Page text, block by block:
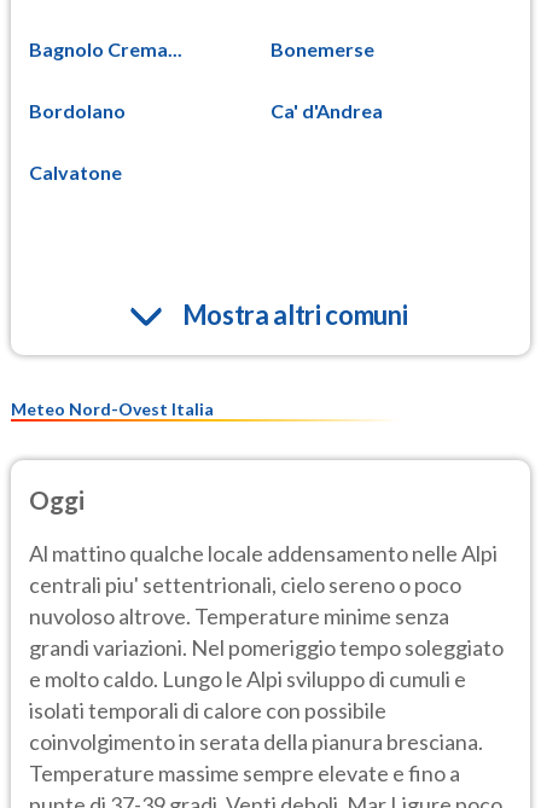
Bagnolo Crema... Bonemerse
Bordolano Ca' d'Andrea
Calvatone
Mostra altri comuni
Meteo Nord-Ovest Italia
Oggi
Al mattino qualche locale addensamento nelle Alpi
centrali piu' settentrionali, cielo sereno o poco
nuvoloso altrove. Temperature minime senza
grandi variazioni. Nel pomeriggio tempo soleggiato
e molto caldo. Lungo le Alpi sviluppo di cumuli e
isolati temporali di calore con possibile
coinvolgimento in serata della pianura bresciana.
Temperature massime sempre elevate e fino a